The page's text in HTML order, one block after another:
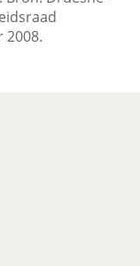
2008.